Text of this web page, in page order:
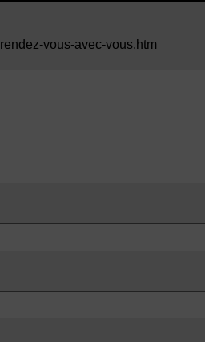
vous-avec-vous.htm